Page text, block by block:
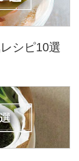
シピ10選